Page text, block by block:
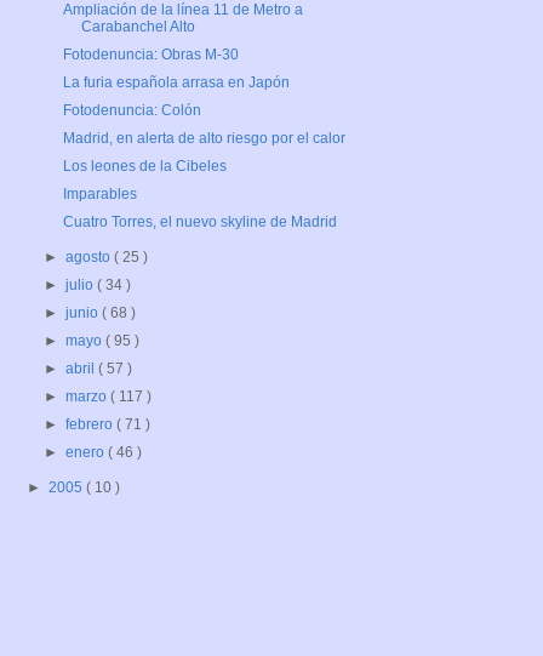
Ampliación de la línea 11 de Metro a
Carabanchel Alto
Fotodenuncia: Obras M-30
La furia española arrasa en Japón
Fotodenuncia: Colón
Madrid, en alerta de alto riesgo por el calor
Los leones de la Cibeles
Imparables
Cuatro Torres, el nuevo skyline de Madrid
►agosto( 25 )
►julio( 34 )
►junio( 68 )
►mayo( 95 )
►abril( 57 )
►marzo( 117 )
►febrero( 71 )
►enero( 46 )
► 2005 ( 10 )